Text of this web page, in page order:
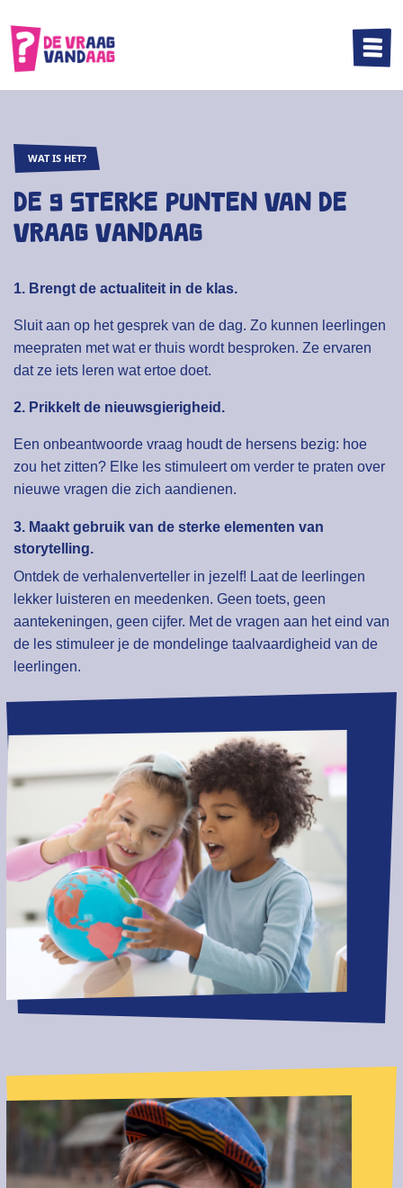
|||
WAT IS HET?
De 9 sterke punten van De
Vraag Vandaag
1. Brengt de actualiteit in de klas.
Sluit aan op het gesprek van de dag. Zo kunnen leerlingen
meepraten met wat er thuis wordt besproken. Ze ervaren
dat ze iets leren wat ertoe doet.
2. Prikkelt de nieuwsgierigheid.
Een onbeantwoorde vraag houdt de hersens bezig: hoe
zou het zitten? Elke les stimuleert om verder te praten over
nieuwe vragen die zich aandienen.
3. Maakt gebruik van de sterke elementen van
storytelling.
Ontdek de verhalenverteller in jezelf! Laat de leerlingen
lekker luisteren en meedenken. Geen toets, geen
aantekeningen, geen cijfer. Met de vragen aan het eind van
de les stimuleer je de mondelinge taalvaardigheid van de
leerlingen.